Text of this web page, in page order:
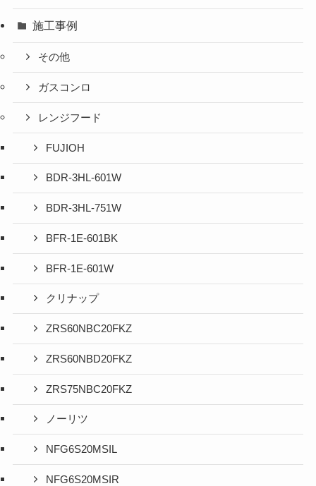
施工事例
その他
ガスコンロ
レンジフード
FUJIOH
BDR-3HL-601W
BDR-3HL-751W
BFR-1E-601BK
BFR-1E-601W
クリナップ
ZRS60NBC20FKZ
ZRS60NBD20FKZ
ZRS75NBC20FKZ
ノーリツ
NFG6S20MSIL
NFG6S20MSIR